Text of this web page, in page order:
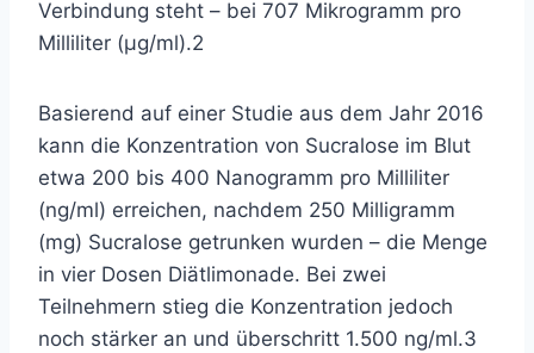
Verbindung steht – bei 707 Mikrogramm pro
Milliliter (µg/ml).2
Basierend auf einer Studie aus dem Jahr 2016
kann die Konzentration von Sucralose im Blut
etwa 200 bis 400 Nanogramm pro Milliliter
(ng/ml) erreichen, nachdem 250 Milligramm
(mg) Sucralose getrunken wurden – die Menge
in vier Dosen Diätlimonade. Bei zwei
Teilnehmern stieg die Konzentration jedoch
noch stärker an und überschritt 1.500 ng/ml.3